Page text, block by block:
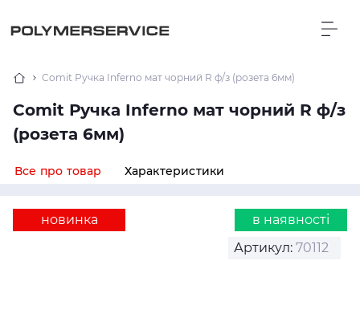
Comit Ручка Inferno мат чорний R ф/з (розета 6мм)
Comit Ручка Inferno мат чорний R ф/з
(розета 6мм)
Все про товар Характеристики
новинка
в наявності
Артикул: 70112